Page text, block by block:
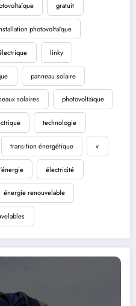
gratuit
photovoltaïque
linky
panneau solaire
solaires photovoltaïque
technologie
transition énergétique v
électricité
énergie renouvelable